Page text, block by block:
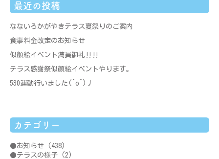
最近の投稿
なないろかがやきテラス夏祭りのご案内
食事料金改定のお知らせ
似顔絵イベント満員御礼‼‼
テラス感謝祭似顔絵イベントやります。
530運動行いました(^o^)丿
カテゴリー
お知らせ (438)
テラスの様子 (2)